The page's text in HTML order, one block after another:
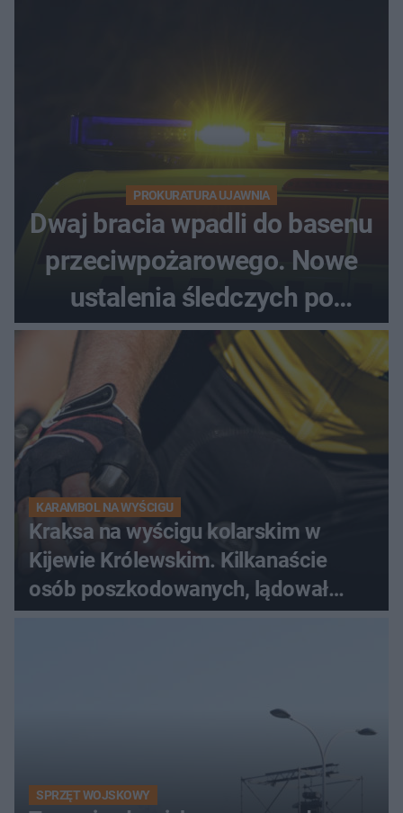
PROKURATURA UJAWNIA
Dwaj bracia wpadli do basenu
przeciwpożarowego. Nowe
ustalenia śledczych po
dramatycznej akcji
KARAMBOL NA WYŚCIGU
Kraksa na wyścigu kolarskim w
Kijewie Królewskim. Kilkanaście
osób poszkodowanych, lądował
śmigłowiec LPR
SPRZĘT WOJSKOWY